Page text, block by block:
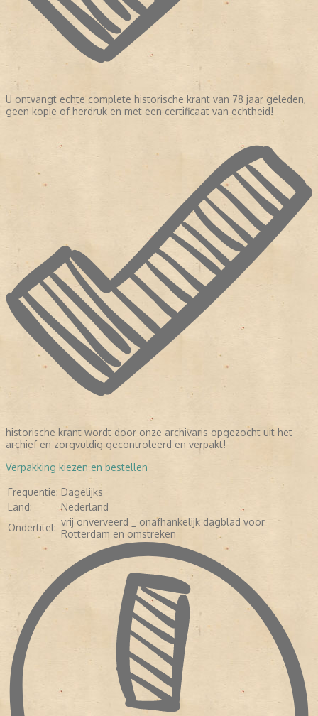
U ontvangt echte complete historische krant van 78 jaar geleden,
geen kopie of herdruk en met een certificaat van echtheid!
historische krant wordt door onze archivaris opgezocht uit het
archief en zorgvuldig gecontroleerd en verpakt!
LEES VERDER
Verpakking kiezen en bestellen
Frequentie: Dagelijks
Land:
Nederland
Ondertitel: vrij onverveerd _ onafhankelijk dagblad voor
Rotterdam en omstreken